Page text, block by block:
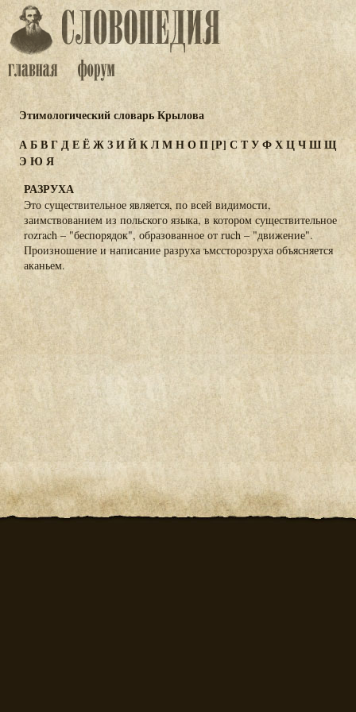
Этимологический словарь Крылова
АБВГДЕЁЖЗИЙКЛМНОП[Р] СТУФХЦЧШЩ
Э Ю Я
РАЗРУХА
Это существительное является, по всей видимости,
заимствованием из польского языка, в котором существительное
rozrach – "беспорядок", образованное от ruch – "движение".
Произношение и написание разруха ъмссторозруха объясняется
аканьем.